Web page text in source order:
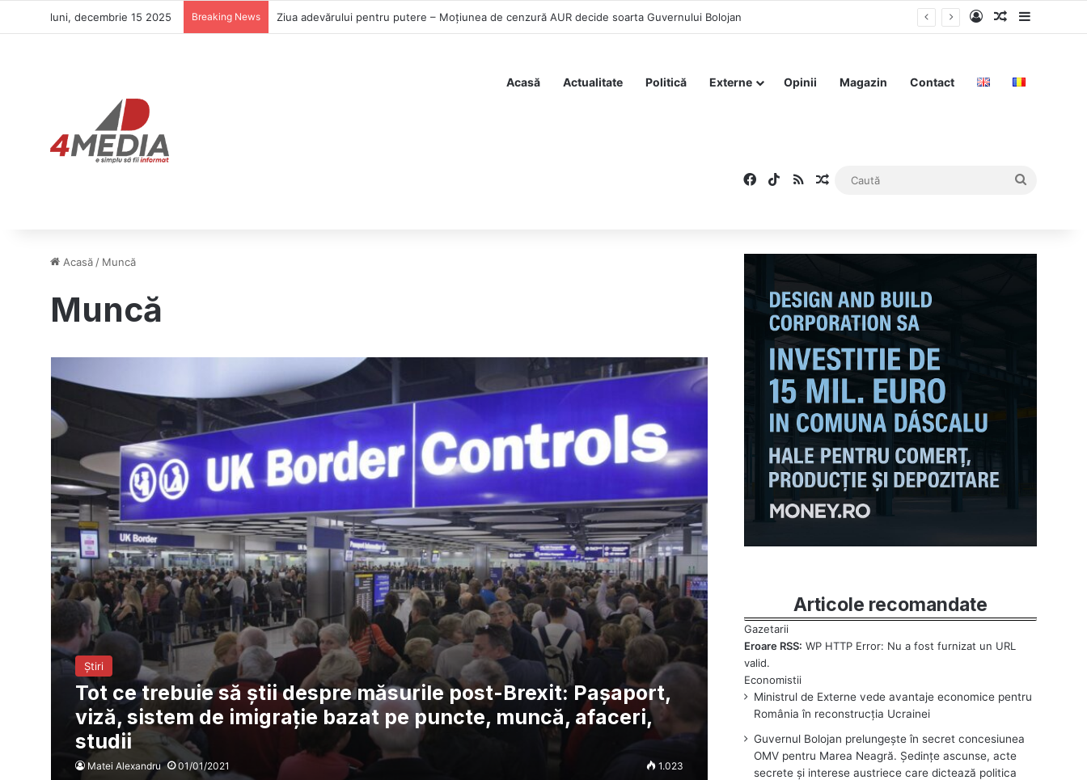
luni, decembrie 15 2025 Breaking News Ziua adevărului pentru putere – Moțiunea de cenzură AUR decide soarta Guvernului Bolojan Log InArticolSidebar
Acasă Actualitate Politică Externe Opinii Magazin Contact
Facebook
TikTok
RSSArticol aleatoriu
Acasă / Muncă
Muncă
Știri
Tot ce trebuie să știi despre măsurile post-Brexit: Paşaport,
viză, sistem de imigraţie bazat pe puncte, muncă, afaceri,
studii
Matei Alexandru 01/01/2021 1.023
Articole recomandate
Eroare RSS: WP HTTP Error: Nu a fost furnizat un URL
valid.
Ministrul de Externe vede avantaje economice pentru
România în reconstrucția Ucrainei
Guvernul Bolojan prelungește în secret concesiunea
OMV pentru Marea Neagră. Ședințe ascunse, acte
secrete și interese austriece care dictează politica